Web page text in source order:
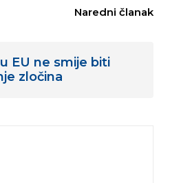
Naredni članak
u EU ne smije biti
zločina